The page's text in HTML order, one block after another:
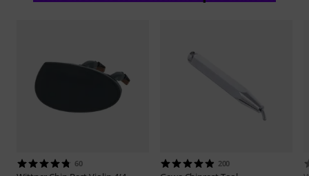
60 200